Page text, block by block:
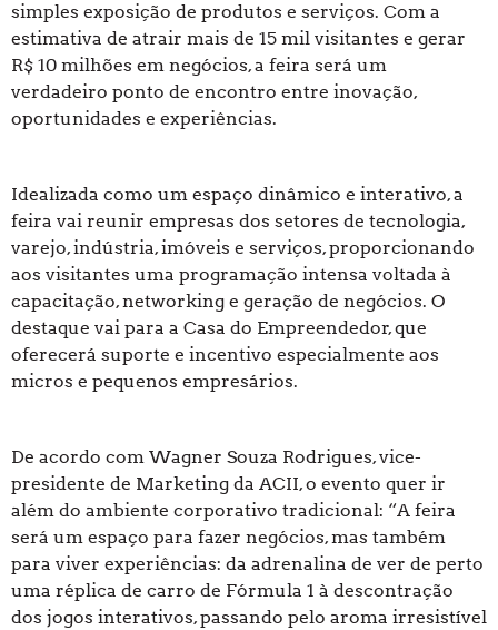
simples exposição de produtos e serviços. Com a
estimativa de atrair mais de 15 mil visitantes e gerar
R$ 10 milhões em negócios, a feira será um
verdadeiro ponto de encontro entre inovação,
oportunidades e experiências.
Idealizada como um espaço dinâmico e interativo, a
feira vai reunir empresas dos setores de tecnologia,
varejo, indústria, imóveis e serviços, proporcionando
aos visitantes uma programação intensa voltada à
capacitação, networking e geração de negócios. O
destaque vai para a Casa do Empreendedor, que
oferecerá suporte e incentivo especialmente aos
micros e pequenos empresários.
De acordo com Wagner Souza Rodrigues, vice-
presidente de Marketing da ACII, o evento quer ir
além do ambiente corporativo tradicional: “A feira
será um espaço para fazer negócios, mas também
para viver experiências: da adrenalina de ver de perto
uma réplica de carro de Fórmula 1 à descontração
dos jogos interativos, passando pelo aroma irresistível